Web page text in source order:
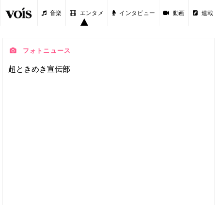
音楽 エンタメ インタビュー 動画 連載
フォトニュース
超ときめき宣伝部